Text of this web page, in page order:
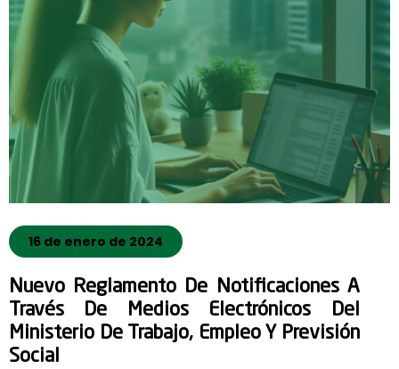
16 de enero de 2024
Nuevo Reglamento De Notificaciones A
Través De Medios Electrónicos Del
Ministerio De Trabajo, Empleo Y Previsión
Social